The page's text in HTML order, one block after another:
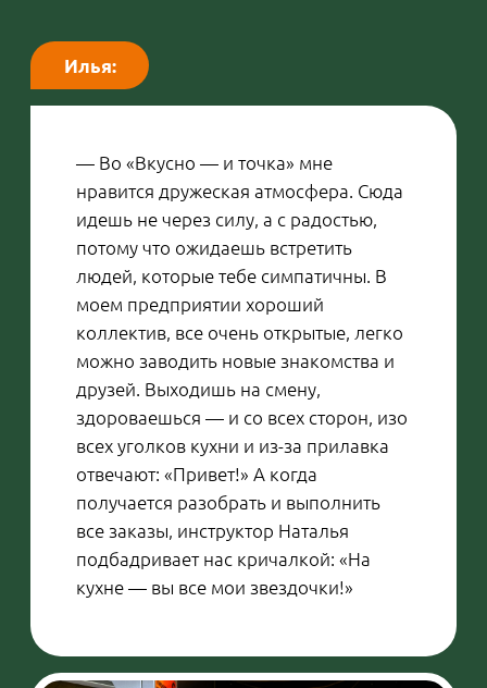
— Занимаюсь керамикой: работаю с
руками. Планирую освоить гончарный
я отдыхаю от маникюра. А когда
«делаю ноготочки», то отдыхаю от
основного занятия и дополнительно
позволяет успевать и то, и другое.